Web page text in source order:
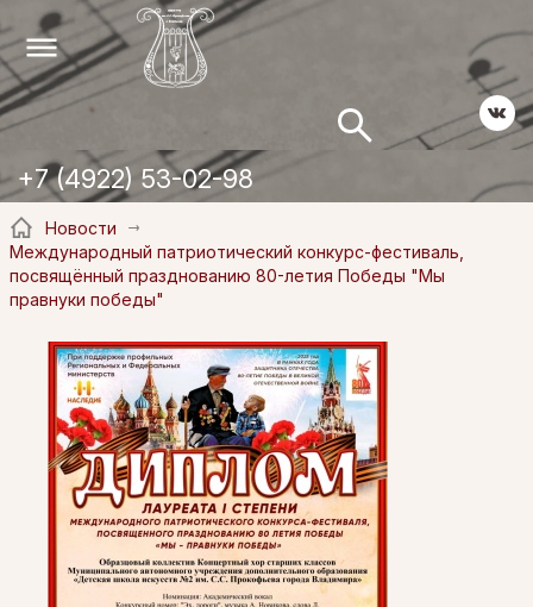
+7 (4922) 53-02-98
Новости
Международный патриотический конкурс-фестиваль,
посвящённый празднованию 80-летия Победы "Мы
правнуки победы"